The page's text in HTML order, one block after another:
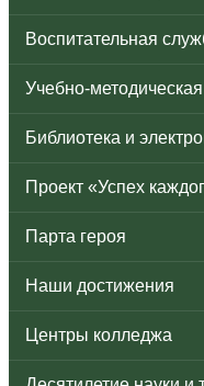
Воспитательная
Учебно-
Библиотека и
Проект «Успех
Парта героя
Наши достижения
Центры колледжа